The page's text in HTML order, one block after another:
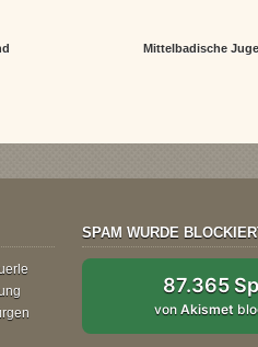
Mittelbadische
SPAM WURDE
87.365
vonAkismet